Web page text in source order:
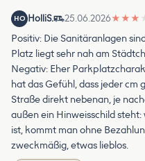
HO HolliS. 25.06.2026★ ★ ★
Positiv: Die Sanitäranlagen
Platz liegt sehr nah am
Negativ: Eher
hat das Gefühl, dass jeder cm
Straße direkt nebenan, je
außen ein Hinweisschild
ist, kommt man ohne
zweckmäßig, etwas lieblos.